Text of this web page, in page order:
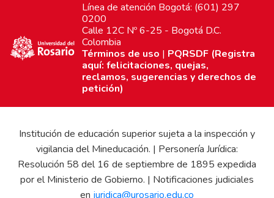
Línea de atención Bogotá: (601) 297
0200
Calle 12C Nº 6-25 - Bogotá D.C.
Colombia
Términos de uso | PQRSDF (Registra
aquí: felicitaciones, quejas,
reclamos, sugerencias y derechos de
petición)
Institución de educación superior sujeta a la inspección y
vigilancia del Mineducación. | Personería Jurídica:
Resolución 58 del 16 de septiembre de 1895 expedida
por el Ministerio de Gobierno. | Notificaciones judiciales
en juridica@urosario.edu.co